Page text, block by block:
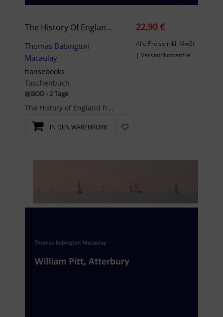
The History Of England From The Accession Of James The Second
Thomas Babington
Macaulay
hansebooks
Taschenbuch
BOD - 2 Tage
The History of England from the Accession of James the Secondis an unchanged, high-quality repr...
22,90 €
Alle Preise inkl. MwSt
| Versandkostenfrei
IN DEN WARENKORB